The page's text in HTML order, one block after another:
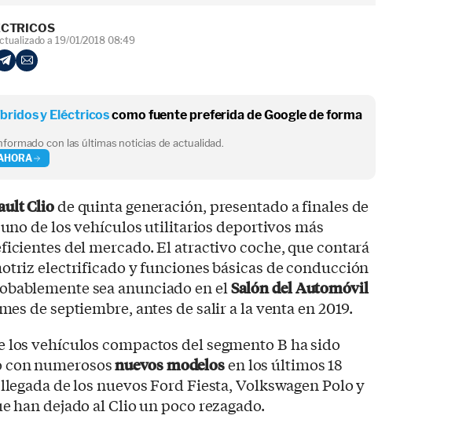
a 19/01/2018 08:49
y Eléctricoscomo fuente preferida de Google de forma
con las últimas noticias de actualidad.
Cliode quinta generación, presentado a finales de
uno de los vehículos utilitarios deportivos más
del mercado. El atractivo coche, que contará
electrificado y funciones básicas de conducción
sea anunciado en elSalón del Automóvil
de septiembre, antes de salir a la venta en 2019.
los vehículos compactos del segmento B ha sido
con numerososnuevos modelosen los últimos 18
de los nuevos Ford Fiesta, Volkswagen Polo y
han dejado al Clio un poco rezagado.